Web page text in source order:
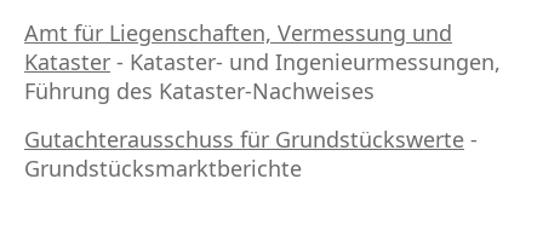
Amt für Liegenschaften, Vermessung und
Kataster - Kataster- und Ingenieurmessungen,
Führung des Kataster-Nachweises
Gutachterausschuss für Grundstückswerte -
Grundstücksmarktberichte